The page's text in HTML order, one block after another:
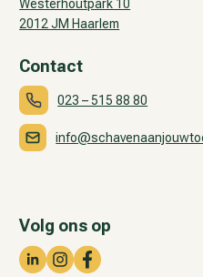
Westerhoutpark 10
2012 JM Haarlem
Contact
023 – 515 88 80
Volg ons op